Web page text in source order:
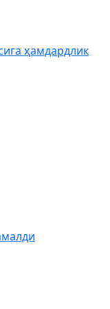
ҳамдардлик